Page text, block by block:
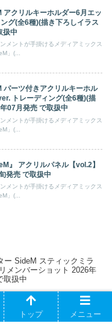
アクリルキーホルダー6月エッ
グ(全6種)(描き下ろしイラス
扱中
メントが手掛けるメディアミックス
」(...
パーツ付きアクリルキーホル
トレーディング(全6種)(描
07月発売 で取扱中
メントが手掛けるメディアミックス
」(...
』 アクリルパネル【vol.2】
発売 で取扱中
メントが手掛けるメディアミックス
」(...
ー SideM スティックミラ
メンバーショット 2026年
取扱中
トップ メニュー